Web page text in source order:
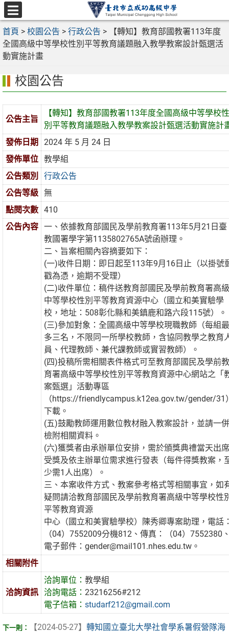
跳
至
主
要
內
選
單
首頁 > 校園公告 > 行政公告 >
【轉知】教育部國教署113年度
全國高級中等學校性別平等教育議題融入教學教案設計甄選活
動實施計畫
校園公告
公告主旨
【轉知】教育部國教署113年度全國高級中等學校性
別平等教育議題融入教學教案設計甄選活動實施計
發佈日期
2024 年 5 月 24 日
發佈單位 教學組
公告類別
行政公告
公告等級 無
點閱次數 410
公告內容 一、依據教育部國民及學前教育署113年5月21日臺
教國署學字第1135802765A號函辦理。
二、旨案相關內容摘要如下：
(一)收件日期：即日起至113年9月16日止（以掛號
戳為憑，逾期不受理）
(二)收件單位：稿件送教育部國民及學前教育署高級
中等學校性別平等教育資源中心（國立和美實驗學
校，地址：508彰化縣和美鎮鹿和路六段115號）。
(三)參加對象：全國高級中等學校現職教師（每組最
多三名，不限同一所學校教師，含協同教學之教育
員、代理教師、兼代課教師或實習教師）。
(四)投稿所需相關表件格式可至教育部國民及學前教
育署高級中等學校性別平等教育資源中心網站之「
案甄選」活動專區
（https://friendlycampus.k12ea.gov.tw/gender/31
下載。
(五)鼓勵教師運用數位教材融入教案設計，並請一併
檢附相關資料。
(六)獲獎者由承辦單位安排，需於頒獎典禮當天出席
受獎及依主辦單位需求進行發表（每件得獎教案，
少需1人出席）。
三、本案收件方式、教案參考格式等相關事宜，如
疑問請洽教育部國民及學前教育署高級中等學校性
平等教育資源
中心（國立和美實驗學校）陳秀卿專案助理，電話
（04）7552009分機812、傳真：（04）7552380
電子郵件：gender@mail101.nhes.edu.tw。
相關附件
洽詢資訊
洽詢單位： 教學組
洽詢電話： 23216256#212
電子信箱： studarf212@gmail.com
【2024-05-27】 轉知國立臺北大學社會學系暑假營隊海